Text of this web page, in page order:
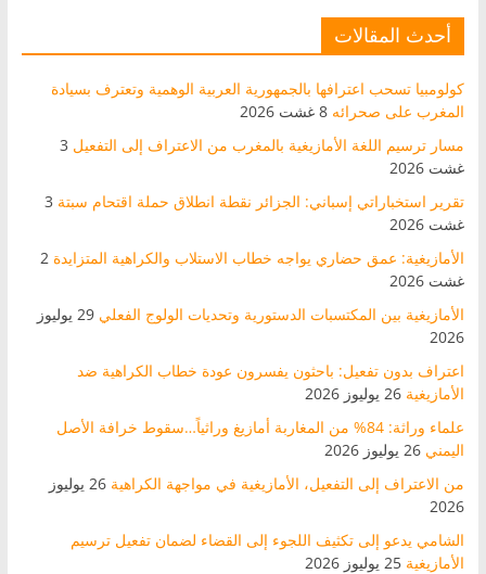
أحدث المقالات
كولومبيا تسحب اعترافها بالجمهورية العربية الوهمية وتعترف بسيادة
المغرب على صحرائه 8 غشت 2026
مسار ترسيم اللغة الأمازيغية بالمغرب من الاعتراف إلى التفعيل 3
غشت 2026
تقرير استخباراتي إسباني: الجزائر نقطة انطلاق حملة اقتحام سبتة 3
غشت 2026
الأمازيغية: عمق حضاري يواجه خطاب الاستلاب والكراهية المتزايدة 2
غشت 2026
الأمازيغية بين المكتسبات الدستورية وتحديات الولوج الفعلي
29 يوليوز
2026
اعتراف بدون تفعيل: باحثون يفسرون عودة خطاب الكراهية ضد
الأمازيغية 26 يوليوز 2026
علماء وراثة: 84% من المغاربة أمازيغ وراثياً…سقوط خرافة الأصل
اليمني 26 يوليوز 2026
من الاعتراف إلى التفعيل، الأمازيغية في مواجهة الكراهية
26 يوليوز
2026
الشامي يدعو إلى تكثيف اللجوء إلى القضاء لضمان تفعيل ترسيم
الأمازيغية 25 يوليوز 2026